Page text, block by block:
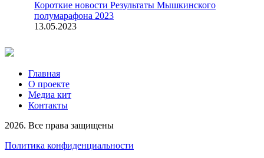
Короткие новости Результаты Мышкинского
полумарафона 2023
13.05.2023
Главная
О проекте
Медиа кит
Контакты
2026. Все права защищены
Политика конфиденциальности